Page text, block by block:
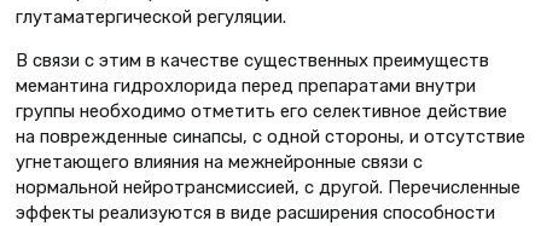
глутаматергической регуляции.
В связи с этим в качестве существенных преимуществ
мемантина гидрохлорида перед препаратами внутри
группы необходимо отметить его селективное действие
на поврежденные синапсы, с одной стороны, и отсутствие
угнетающего влияния на межнейронные связи с
нормальной нейротрансмиссией, с другой. Перечисленные
эффекты реализуются в виде расширения способности